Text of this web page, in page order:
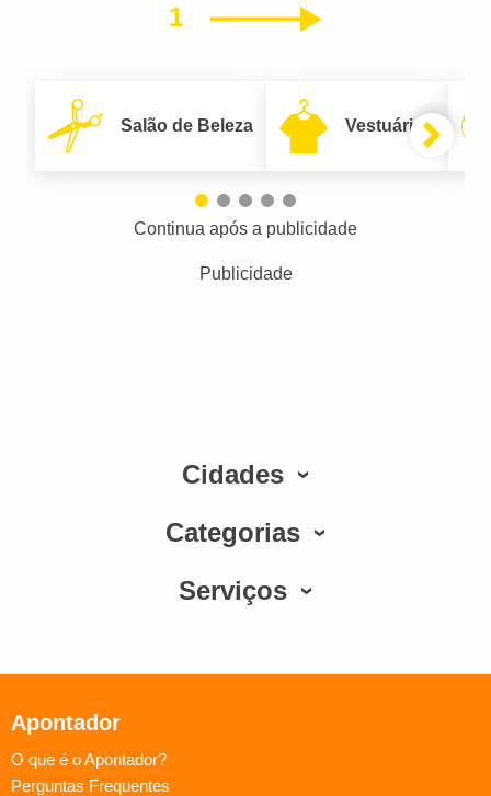
1 Próximo
Salão de Beleza Vestuário
Continua após a publicidade
Publicidade
Cidades
Categorias
Serviços
Apontador
O que é o Apontador?
Perguntas Frequentes